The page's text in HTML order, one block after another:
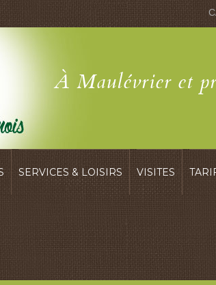
À Maulévrier et
SERVICES & LOISIRS VISITES